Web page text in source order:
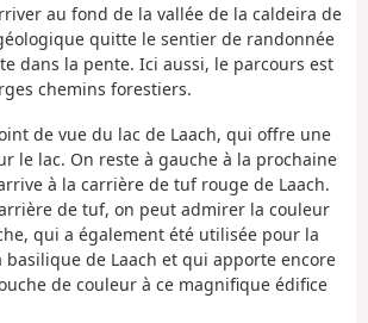
au fond de la vallée de la caldeira de
quitte le sentier de randonnée
dans la pente. Ici aussi, le parcours est
chemins forestiers.
de vue du lac de Laach, qui offre une
le lac. On reste à gauche à la prochaine
à la carrière de tuf rouge de Laach.
de tuf, on peut admirer la couleur
qui a également été utilisée pour la
de Laach et qui apporte encore
de couleur à ce magnifique édifice